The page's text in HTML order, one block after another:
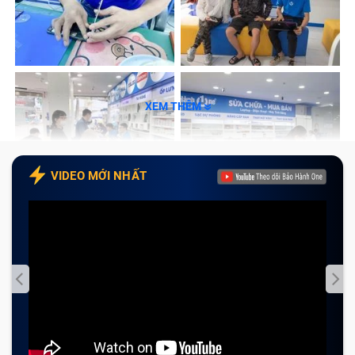
Ổ đĩa DVD là một định dạng lưu trữ đĩa quan phổ biến,
với công dụng chính là lưu trữ video và lưu trữ dữ liệu. Ổ
đĩa DVD hỗ trợ rất nhiều cho người sử dụng laptop trong
việc cài win, cày driver và các phần mền quan trọng, lưu
trữ dữ liệu, game,.. Hầu hết các dòng máy laptop đều có
XEM THÊM
VIDEO MỚI NHẤT